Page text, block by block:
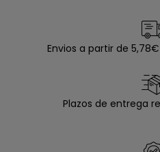
Envios a partir de
Plazos de entrega